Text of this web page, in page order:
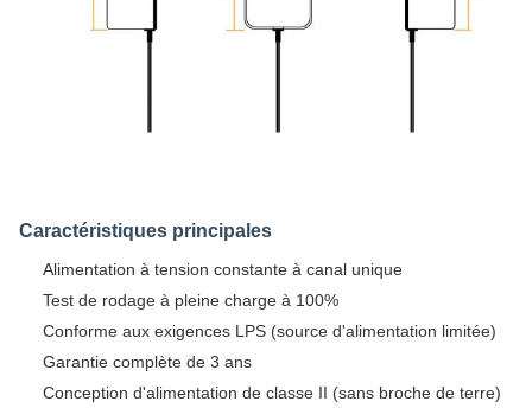
Caractéristiques principales
Alimentation à tension constante à canal unique
Test de rodage à pleine charge à 100%
Conforme aux exigences LPS (source d'alimentation limitée)
Garantie complète de 3 ans
Conception d'alimentation de classe II (sans broche de terre)